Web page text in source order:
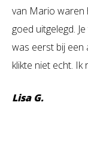
van Mario waren
goed uitgelegd.
was eerst bij een
klikte niet echt. Ik
Lisa G.